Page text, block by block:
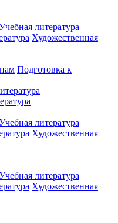
литература
Художественная
Подготовка к
литература
Художественная
литература
Художественная